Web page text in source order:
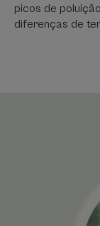
picos de
diferenças de